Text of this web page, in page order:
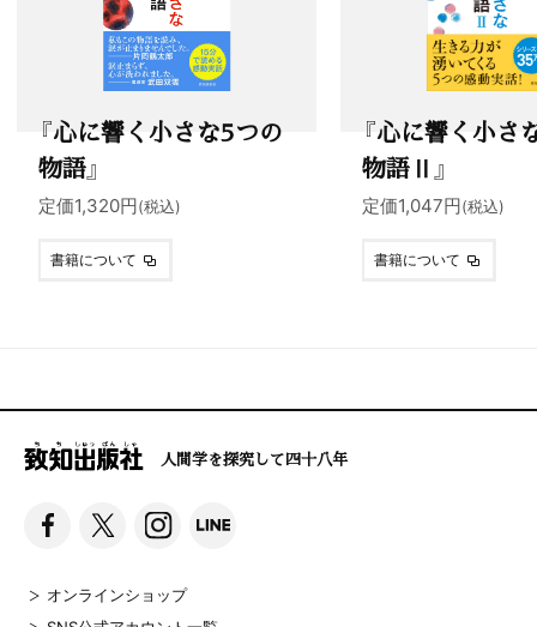
『心に響く小さな5つの
物語』
定価1,320円(税込)
書籍について
『心に響く小さ
物語Ⅱ』
定価1,047円(税込)
書籍について
人間学を探究して四十八年
オンラインショップ